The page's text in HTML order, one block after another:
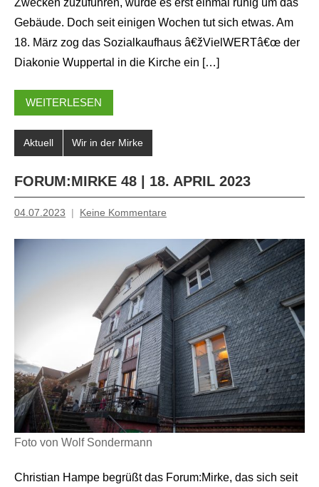
Zwecken zuzuführen, wurde es erst einmal ruhig um das
Gebäude. Doch seit einigen Wochen tut sich etwas. Am
18. März zog das Sozialkaufhaus â€žVielWERTâ€œ der
Diakonie Wuppertal in die Kirche ein […]
WEITERLESEN
Aktuell Wir in der Mirke
FORUM:MIRKE 48 | 18. APRIL 2023
04.07.2023
Inge
Grau
Keine Kommentare
Foto von Wolf Sondermann
Christian Hampe begrüßt das Forum:Mirke, das sich seit